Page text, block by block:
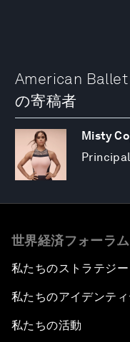
American Ballet
の寄稿者
Misty
世界経済フォーラ
私たちのストラテジー
私たちのアイデンティ
私たちの活動